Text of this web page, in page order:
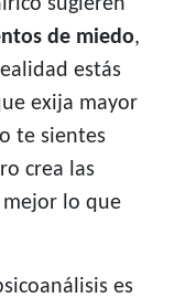
sugieren
de miedo,
estás
exija mayor
te sientes
crea las
mejor lo que
es